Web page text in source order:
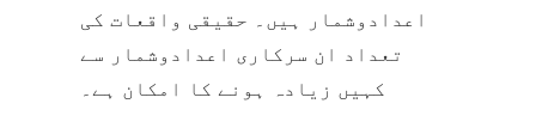
اعدادوشمار ہیں۔ حقیقی واقعات کی
تعداد ان سرکاری اعدادوشمار سے
کہیں زیادہ ہونے کا امکان ہے۔